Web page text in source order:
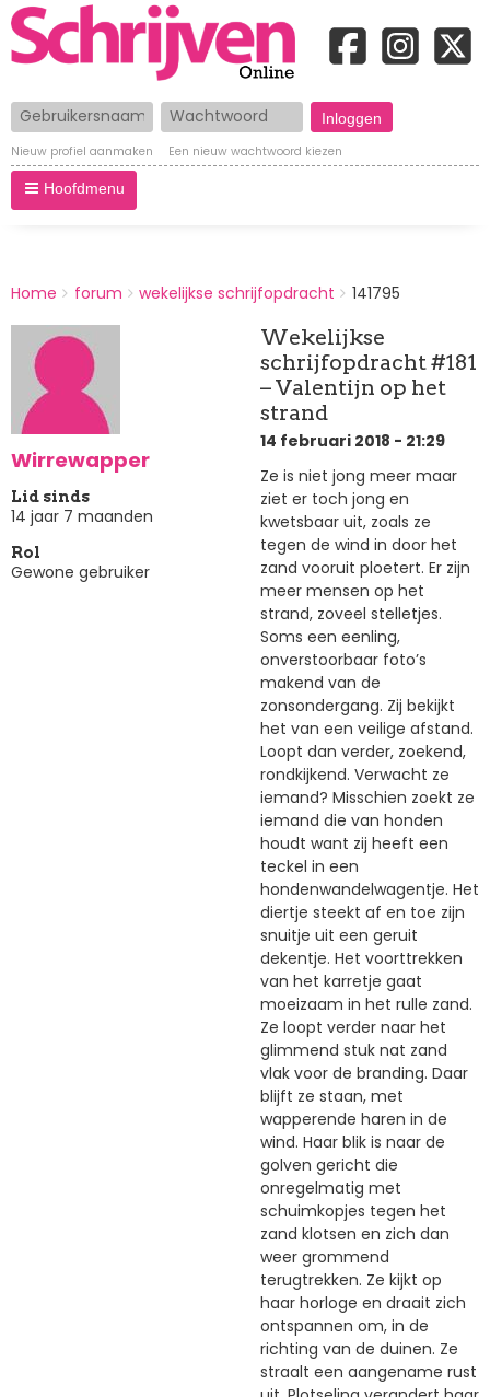
Gebruikersnaam Wachtwoord
Nieuw profiel aanmaken Een nieuw wachtwoord kiezen
Hoofdmenu
BREADCRUMBS
You
here:
Home forum wekelijkse schrijfopdracht 141795
Wirrewapper
Lid sinds
14 jaar 7 maanden
Rol
Gewone gebruiker
Wekelijkse
schrijfopdracht #181
– Valentijn op het
strand
14 februari 2018 - 21:29
Ze is niet jong meer maar
ziet er toch jong en
kwetsbaar uit, zoals ze
tegen de wind in door het
zand vooruit ploetert. Er zijn
meer mensen op het
strand, zoveel stelletjes.
Soms een eenling,
onverstoorbaar foto’s
makend van de
zonsondergang. Zij bekijkt
het van een veilige afstand.
Loopt dan verder, zoekend,
rondkijkend. Verwacht ze
iemand? Misschien zoekt ze
iemand die van honden
houdt want zij heeft een
teckel in een
hondenwandelwagentje. Het
diertje steekt af en toe zijn
snuitje uit een geruit
dekentje. Het voorttrekken
van het karretje gaat
moeizaam in het rulle zand.
Ze loopt verder naar het
glimmend stuk nat zand
vlak voor de branding. Daar
blijft ze staan, met
wapperende haren in de
wind. Haar blik is naar de
golven gericht die
onregelmatig met
schuimkopjes tegen het
zand klotsen en zich dan
weer grommend
terugtrekken. Ze kijkt op
haar horloge en draait zich
ontspannen om, in de
richting van de duinen. Ze
straalt een aangename rust